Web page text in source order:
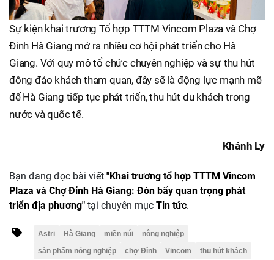
Sự kiện khai trương Tổ hợp TTTM Vincom Plaza và Chợ
Đỉnh Hà Giang mở ra nhiều cơ hội phát triển cho Hà
Giang. Với quy mô tổ chức chuyên nghiệp và sự thu hút
đông đảo khách tham quan, đây sẽ là động lực mạnh mẽ
để Hà Giang tiếp tục phát triển, thu hút du khách trong
nước và quốc tế.
Khánh Ly
Bạn đang đọc bài viết "Khai trương tổ hợp TTTM Vincom
Plaza và Chợ Đỉnh Hà Giang: Đòn bẩy quan trọng phát
triển địa phương" tại chuyên mục Tin tức.
Astri Hà Giang miền núi
nông nghiệp
sản phẩm nông nghiệp
chợ Đỉnh Vincom thu hút khách